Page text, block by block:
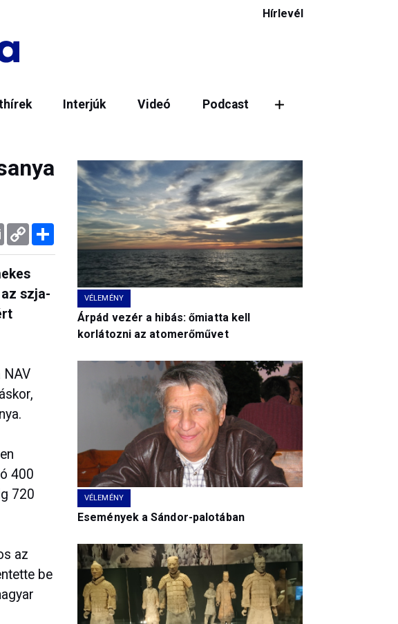
Hírlevél
Interjúk Videó Podcast
Email Copy
Link
Megosztás
szja-
NAV
400
720
az
be
VÉLEMÉNY
Árpád vezér a hibás: őmiatta kell
korlátozni az atomerőművet
VÉLEMÉNY
Események a Sándor-palotában